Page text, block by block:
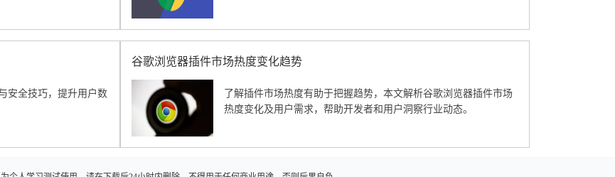
安全技巧，提升用户数
谷歌浏览器插件市场热度变化趋势
了解插件市场热度有助于把握趋势，本文解析谷歌浏览器插件市场
热度变化及用户需求，帮助开发者和用户洞察行业动态。